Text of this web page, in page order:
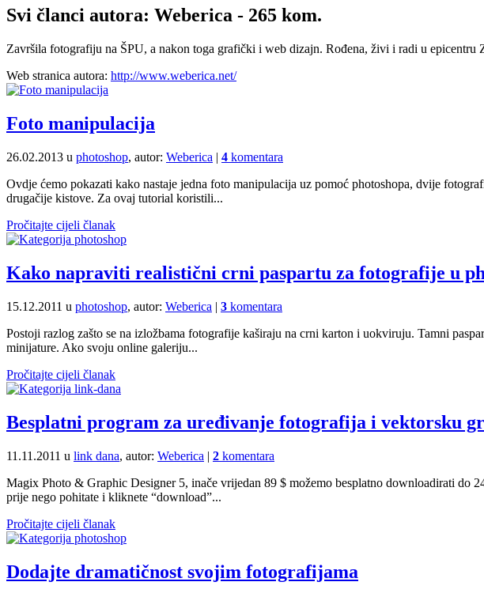
Svi članci autora: Weberica - 265 kom.
Završila fotografiju na ŠPU, a nakon toga grafički i web dizajn. Rođena, živi i radi u
Web stranica autora: http://www.weberica.net/
Foto manipulacija
26.02.2013 u photoshop, autor: Weberica | 4 komentara
Ovdje ćemo pokazati kako nastaje jedna foto manipulacija uz pomoć photoshopa, dvije
drugačije kistove. Za ovaj tutorial koristili...
Pročitajte cijeli članak
Kako napraviti realistični crni paspartu za fotografije u
15.12.2011 u photoshop, autor: Weberica | 3 komentara
Postoji razlog zašto se na izložbama fotografije kaširaju na crni karton i uokviruju. Tamni
minijature. Ako svoju online galeriju...
Pročitajte cijeli članak
Besplatni program za uređivanje fotografija i vektorsku
11.11.2011 u link dana, autor: Weberica | 2 komentara
Magix Photo & Graphic Designer 5, inače vrijedan 89 $ možemo besplatno downloadirati do
prije nego pohitate i kliknete “download”...
Pročitajte cijeli članak
Dodajte dramatičnost svojim fotografijama